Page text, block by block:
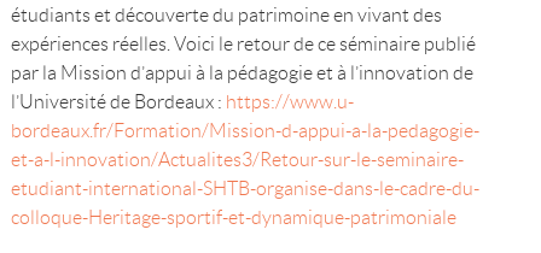
étudiants et découverte du patrimoine en vivant des
expériences réelles. Voici le retour de ce séminaire publié
par la Mission d’appui à la pédagogie et à l’innovation de
l’Université de Bordeaux : https://www.u-
bordeaux.fr/Formation/Mission-d-appui-a-la-pedagogie-
et-a-l-innovation/Actualites3/Retour-sur-le-seminaire-
etudiant-international-SHTB-organise-dans-le-cadre-du-
colloque-Heritage-sportif-et-dynamique-patrimoniale